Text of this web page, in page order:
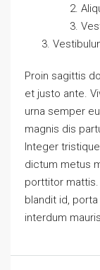
Proin sagittis
et justo ante.
urna semper
magnis dis
Integer
dictum metus
porttitor mattis.
blandit id,
interdum